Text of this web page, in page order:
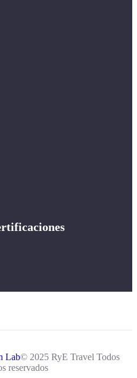
Lab© 2025 RyE Travel Todos
reservados